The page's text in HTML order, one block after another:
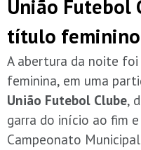
União Futebol
título feminino
A abertura da noite foi
feminina, em uma
União Futebol Clube,
garra do início ao fim
Campeonato